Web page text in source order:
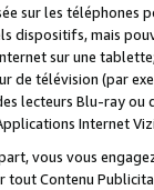
sur les téléphones
dispositifs, mais
sur une
de télévision (par
lecteurs Blu-ray
Internet
vous vous
Contenu